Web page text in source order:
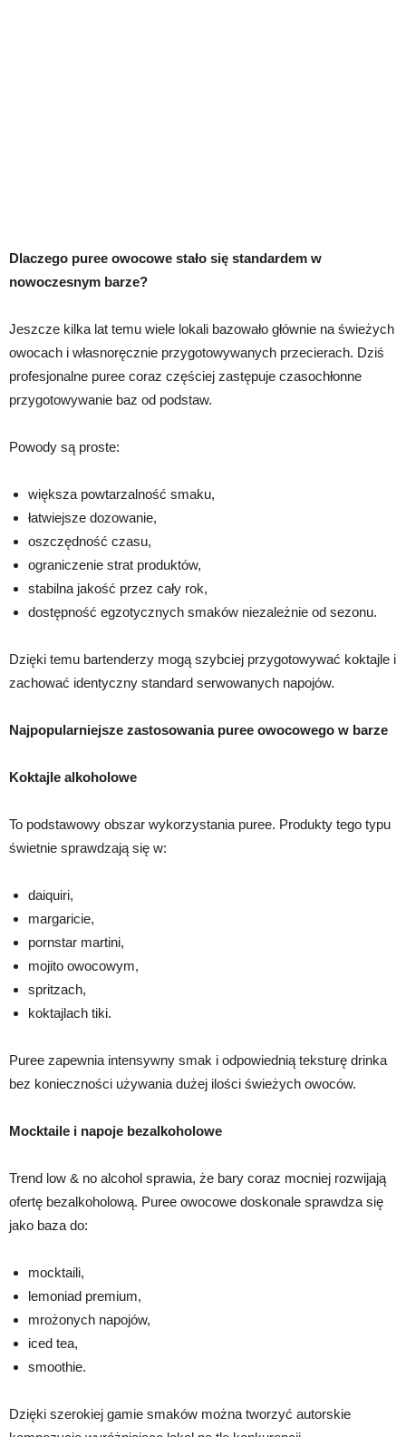
Dlaczego puree owocowe stało się standardem w
nowoczesnym barze?
Jeszcze kilka lat temu wiele lokali bazowało głównie na świeżych
owocach i własnoręcznie przygotowywanych przecierach. Dziś
profesjonalne puree coraz częściej zastępuje czasochłonne
przygotowywanie baz od podstaw.
Powody są proste:
większa powtarzalność smaku,
łatwiejsze dozowanie,
oszczędność czasu,
ograniczenie strat produktów,
stabilna jakość przez cały rok,
dostępność egzotycznych smaków niezależnie od sezonu.
Dzięki temu bartenderzy mogą szybciej przygotowywać koktajle i
zachować identyczny standard serwowanych napojów.
Najpopularniejsze zastosowania puree owocowego w barze
Koktajle alkoholowe
To podstawowy obszar wykorzystania puree. Produkty tego typu
świetnie sprawdzają się w:
daiquiri,
margaricie,
pornstar martini,
mojito owocowym,
spritzach,
koktajlach tiki.
Puree zapewnia intensywny smak i odpowiednią teksturę drinka
bez konieczności używania dużej ilości świeżych owoców.
Mocktaile i napoje bezalkoholowe
Trend low & no alcohol sprawia, że bary coraz mocniej rozwijają
ofertę bezalkoholową. Puree owocowe doskonale sprawdza się
jako baza do:
mocktaili,
lemoniad premium,
mrożonych napojów,
iced tea,
smoothie.
Dzięki szerokiej gamie smaków można tworzyć autorskie